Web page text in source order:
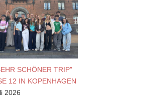
SCHÖNER TRIP”
12 IN KOPENHAGEN
2026